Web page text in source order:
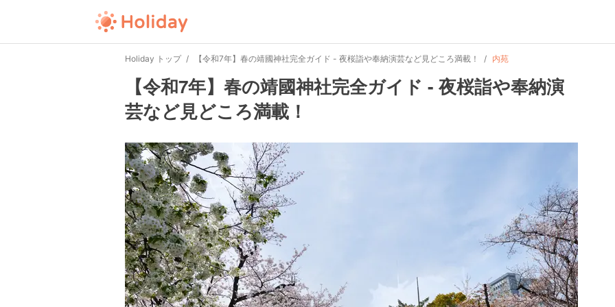
Holiday トップ 【令和7年】春の靖國神社完全ガイド - 夜桜詣や奉納演芸など見どころ満載！ 内苑
【令和7年】春の靖國神社完全ガイド - 夜桜詣や奉納演
芸など見どころ満載！